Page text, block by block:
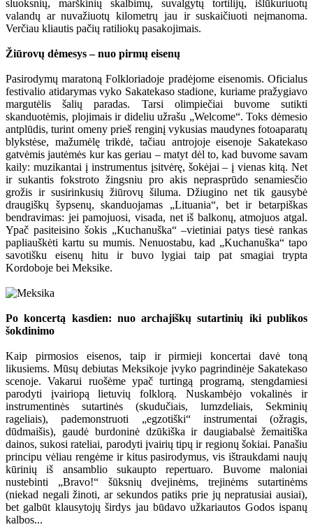
sluoksnių, marškinių skalbimų, suvalgytų tortilijų, išlūkuriuotų
valandų ar nuvažiuotų kilometrų jau ir suskaičiuoti neįmanoma.
Verčiau kliautis pačių ratiliokų pasakojimais.
Žiūrovų dėmesys – nuo pirmų eisenų
Pasirodymų maratoną Folkloriadoje pradėjome eisenomis. Oficialus
festivalio atidarymas vyko Sakatekaso stadione, kuriame pražygiavo
margutėlis šalių paradas. Tarsi olimpiečiai buvome sutikti
skanduotėmis, plojimais ir dideliu užrašu „Welcome“. Toks dėmesio
antplūdis, turint omeny prieš renginį vykusias maudynes fotoaparatų
blykstėse, mažumėlę trikdė, tačiau antrojoje eisenoje Sakatekaso
gatvėmis jautėmės kur kas geriau – matyt dėl to, kad buvome savam
kaily: muzikantai į instrumentus įsitvėrę, šokėjai – į vienas kitą. Net
ir sukantis fokstroto žingsniu pro akis neprasprūdo senamiesčio
grožis ir susirinkusių žiūrovų šiluma. Džiugino net tik gausybė
draugiškų šypsenų, skanduojamas „Lituania“, bet ir betarpiškas
bendravimas: jei pamojuosi, visada, net iš balkonų, atmojuos atgal.
Ypač pasiteisino šokis „Kuchanuška“ –vietiniai patys tiesė rankas
papliauškėti kartu su mumis. Nenuostabu, kad „Kuchanuška“ tapo
savotišku eisenų hitu ir buvo lygiai taip pat smagiai trypta
Kordoboje bei Meksike.
Po koncertą kasdien: nuo archajiškų sutartinių iki publikos
šokdinimo
Kaip pirmosios eisenos, taip ir pirmieji koncertai davė toną
likusiems. Mūsų debiutas Meksikoje įvyko pagrindinėje Sakatekaso
scenoje. Vakarui ruošėme ypač turtingą programą, stengdamiesi
parodyti įvairiopą lietuvių folklorą. Nuskambėjo vokalinės ir
instrumentinės sutartinės (skudučiais, lumzdeliais, Sekminių
rageliais), pademonstruoti „egzotiški“ instrumentai (ožragis,
dūdmaišis), gaudė burdoninė dzūkiška ir daugiabalsė žemaitiška
dainos, sukosi rateliai, parodyti įvairių tipų ir regionų šokiai. Panašiu
principu vėliau rengėme ir kitus pasirodymus, vis ištraukdami naujų
kūrinių iš ansamblio sukaupto repertuaro. Buvome maloniai
nustebinti „Bravo!“ šūksnių dvejinėms, trejinėms sutartinėms
(niekad negali žinoti, ar sekundos patiks prie jų nepratusiai ausiai),
bet galbūt klausytojų širdys jau būdavo užkariautos Godos ispanų
kalbos...